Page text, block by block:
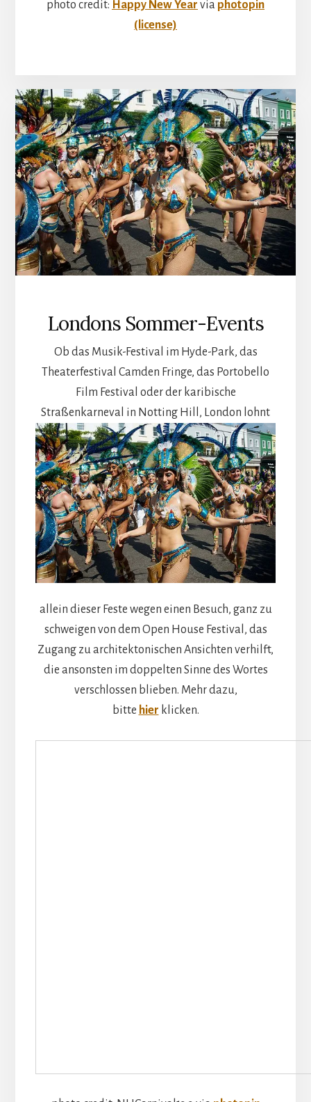
photo credit: Happy New Year via photopin
(license)
Londons Sommer-Events
Ob das Musik-Festival im Hyde-Park, das
Theaterfestival Camden Fringe, das Portobello
Film Festival oder der karibische
Straßenkarneval in Notting Hill, London lohnt
allein dieser Feste wegen einen Besuch, ganz zu
schweigen von dem Open House Festival, das
Zugang zu architektonischen Ansichten verhilft,
die ansonsten im doppelten Sinne des Wortes
verschlossen blieben. Mehr dazu,
bitte hier klicken.